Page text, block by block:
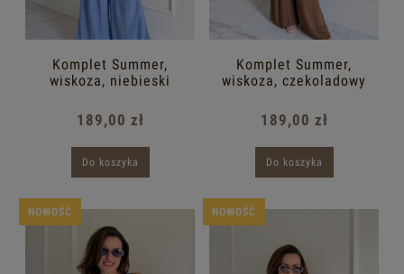
Komplet Summer,
wiskoza, niebieski
189,00 zł
Do koszyka
Komplet Summer,
wiskoza, czekoladowy
189,00 zł
Do koszyka
NOWOŚĆ NOWOŚĆ